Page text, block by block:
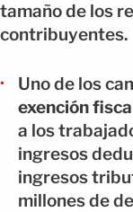
tamaño de los
contribuyentes.
Uno de los
exención
a los
ingresos
ingresos
millones de